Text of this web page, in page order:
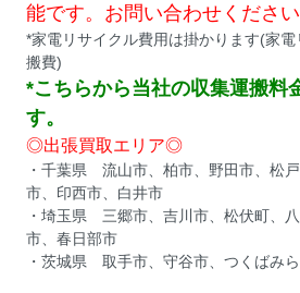
能です。お問い合わせください
*家電リサイクル費用は掛かります(家
搬費)
*こちらから当社の収集運搬料
す。
◎出張買取エリア◎
・千葉県流山市 、柏市 野田市 、松
市
印西市
白井市
・埼玉県 三郷市 、吉川市 、松伏町
市 、春日部市
・茨城県取手市 、守谷市 、つくばみ